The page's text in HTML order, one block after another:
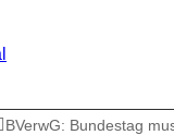
BVerwG: Bundestag